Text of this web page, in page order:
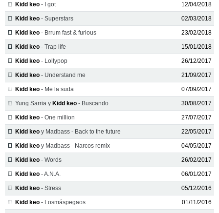
Kidd keo - I got 12/04/2018
Kidd keo - Superstars 02/03/2018
Kidd keo - Brrum fast & furious 23/02/2018
Kidd keo - Trap life 15/01/2018
Kidd keo - Lollypop 26/12/2017
Kidd keo - Understand me 21/09/2017
Kidd keo - Me la suda 07/09/2017
Yung Sarria y Kidd keo - Buscando 30/08/2017
Kidd keo - One million 27/07/2017
Kidd keo y Madbass - Back to the future 22/05/2017
Kidd keo y Madbass - Narcos remix 04/05/2017
Kidd keo - Words 26/02/2017
Kidd keo - A.N.A. 06/01/2017
Kidd keo - Stress 05/12/2016
Kidd keo - Losmáspegaos 01/11/2016